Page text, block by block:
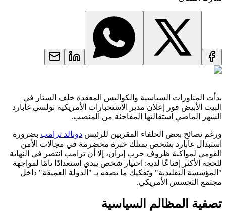
بدأت المناورات السياسية والكواليس المعقدة خلف الستار في
البيت الأبيض فور إعلان مدير الاستخبارات الأمريكية تولسي غابارد
الشهر الماضي استقالتها المفاجئة من المنصب.
ورغم نصائح بعض الحلفاء المقربين للرئيس دونالد ترامببضرورة
استبدال غابارد بشخص يمتلك خبرة مخضرمة في مجالات الأمن
القومي لمواكبة ظروف حرب إيران، إلا أن ترامب انتصر في النهاية
للحجة الأكثر إقناعًا لديه: اختيار شخص يبدي استعدادًا تامًا لمواجهة
"المؤسسة التقليدية" وتفكيك ما يصفه بـ "الدولة العميقة" داخل
مجتمع التجسس الأمريكي.
تصفية المظالم السياسية